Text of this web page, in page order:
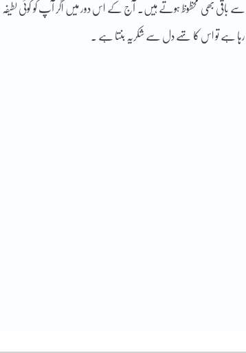
سے باقی بھی محظوظ ہوتے ہیں۔ آج کے اس دور میں اگر آپ کو کوئی لطیفہ
رہا ہے تو اس کا تہے دل سے شکریہ بنتا ہے ۔